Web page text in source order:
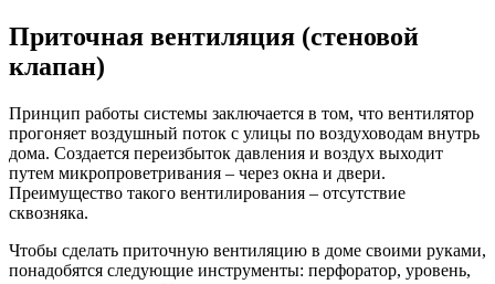
Приточная вентиляция (стеновой
клапан)
Принцип работы системы заключается в том, что вентилятор
прогоняет воздушный поток с улицы по воздуховодам внутрь
дома. Создается переизбыток давления и воздух выходит
путем микропроветривания – через окна и двери.
Преимущество такого вентилирования – отсутствие
сквозняка.
Чтобы сделать приточную вентиляцию в доме своими руками,
понадобятся следующие инструменты: перфоратор, уровень,